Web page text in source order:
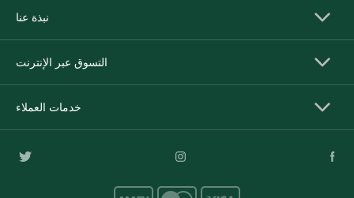
نبذة عنا
التسوق عبر الإنترنت
خدمات العملاء